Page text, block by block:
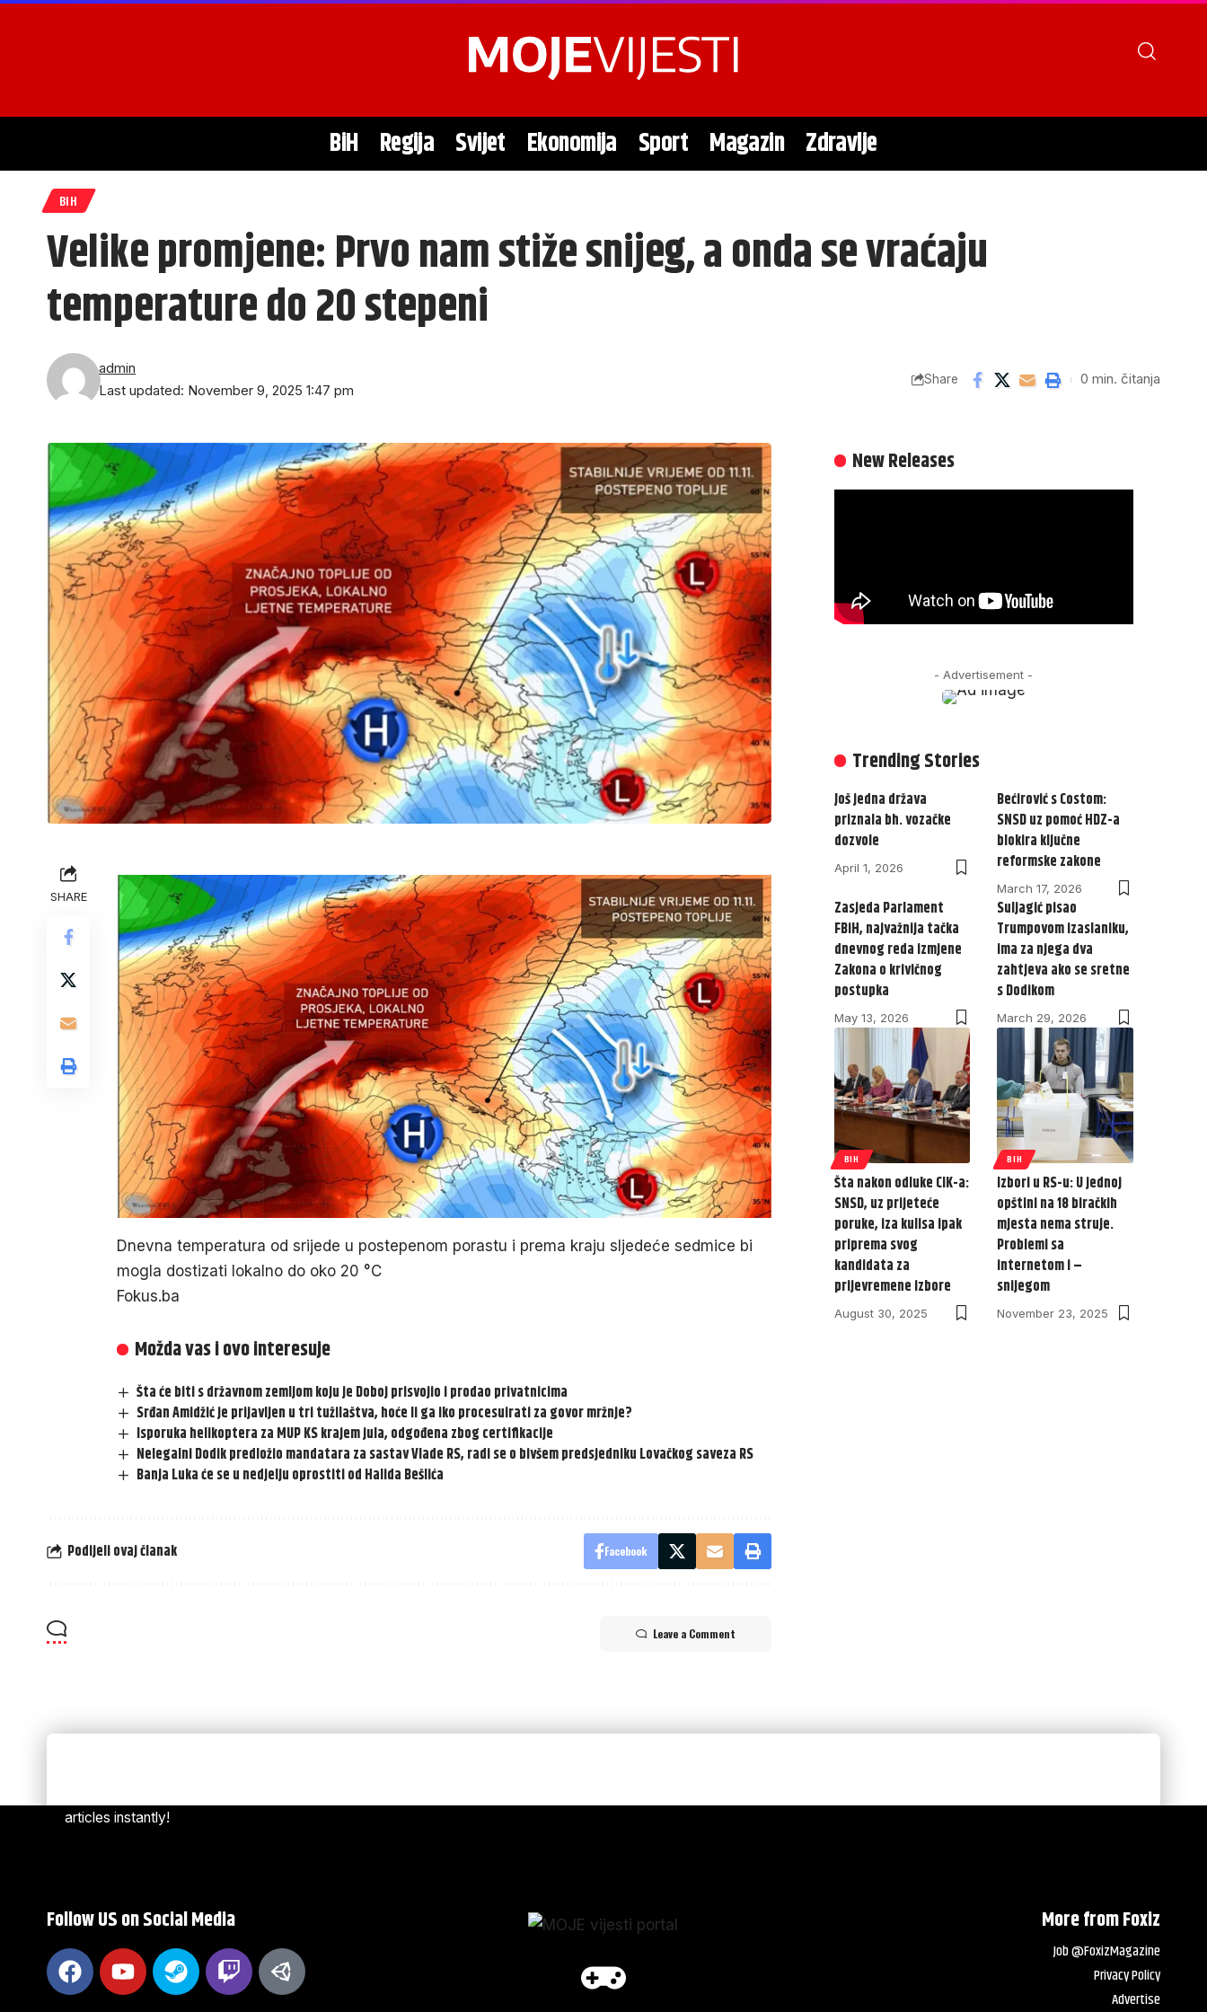
BiH Regija Svijet Ekonomija Sport Magazin Zdravlje
BIH
Velike promjene: Prvo nam stiže snijeg, a onda se vraćaju
temperature do 20 stepeni
Last updated: November 9, 2025 1:47 pm
admin
Share 0 min. čitanja
SHARE
Dnevna temperatura od srijede u postepenom porastu i prema kraju sljedeće sedmice bi
mogla dostizati lokalno do oko 20 °C
Fokus.ba
Možda vas i ovo interesuje
Šta će biti s državnom zemljom koju je Doboj prisvojio i prodao privatnicima
Srđan Amidžić je prijavljen u tri tužilaštva, hoće li ga iko procesuirati za govor mržnje?
Isporuka helikoptera za MUP KS krajem jula, odgođena zbog certifikacije
Nelegalni Dodik predložio mandatara za sastav Vlade RS, radi se o bivšem predsjedniku Lovačkog saveza RS
Banja Luka će se u nedjelju oprostiti od Halida Bešlića
Podijeli ovaj članak Facebook
Leave a Comment
New Releases
- Advertisement -
Trending Stories
Još jedna država
priznala bh. vozačke
dozvole
April 1, 2026
Bećirović s Costom:
SNSD uz pomoć HDZ-a
blokira ključne
reformske zakone
March 17, 2026
Zasjeda Parlament
FBiH, najvažnija tačka
dnevnog reda izmjene
Zakona o krivičnog
postupka
May 13, 2026
Suljagić pisao
Trumpovom izaslaniku,
ima za njega dva
zahtjeva ako se sretne
s Dodikom
March 29, 2026
BIH
Šta nakon odluke CIK-a:
SNSD, uz prijeteće
poruke, iza kulisa ipak
priprema svog
kandidata za
prijevremene izbore
August 30, 2025
BIH
Izbori u RS-u: U jednoj
opštini na 18 biračkih
mjesta nema struje.
Problemi sa
internetom i –
snijegom
November 23, 2025
articles instantly!
Follow US on Social Media More from Foxiz
Job @FoxizMagazine
Privacy Policy
Advertise